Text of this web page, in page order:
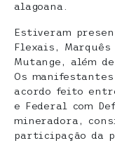
alagoana.
Estiveram
Flexais,
Mutange, além
Os
acordo feito
e Federal com
mineradora,
participação da